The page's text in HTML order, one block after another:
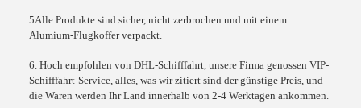
5Alle Produkte sind sicher, nicht zerbrochen und mit einem
Alumium-Flugkoffer verpackt.
6. Hoch empfohlen von DHL-Schifffahrt, unsere Firma genossen VIP-
Schifffahrt-Service, alles, was wir zitiert sind der günstige Preis, und
die Waren werden Ihr Land innerhalb von 2-4 Werktagen ankommen.